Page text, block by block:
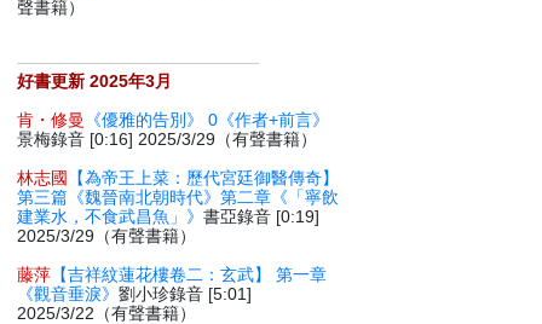
聲書籍）
好書更新 2025年3月
肯・修曼
《優雅的告別》 0《作者+前言》
景梅錄音 [0:16] 2025/3/29（有聲書籍）
林志國
【為帝王上菜：歷代宮廷御醫傳奇】
第三篇《魏晉南北朝時代》第二章《「寧飲
建業水，不食武昌魚」》書亞錄音 [0:19]
2025/3/29（有聲書籍）
藤萍 【吉祥紋蓮花樓卷二：玄武】 第一章
《觀音垂淚》劉小珍錄音 [5:01]
2025/3/22（有聲書籍）